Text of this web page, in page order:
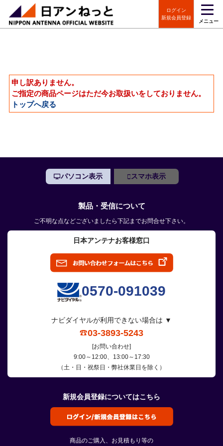
ログイン
新規会員登録
メニュー
申し訳ありません。
ご指定の商品ページはただ今お取扱いをしておりません。
トップへ戻る
パソコン表示 スマホ表示
製品・受信について
ご不明な点などございましたら下記までお問合せ下さい。
日本アンテナお客様窓口
0570-091039
ナビダイヤルが利用できない場合は ▼
03-3893-5243
[お問い合わせ]
9:00～12:00、13:00～17:30
（土・日・祝祭日・弊社休業日を除く）
新規会員登録についてはこちら
商品のご購入、お見積もり等の